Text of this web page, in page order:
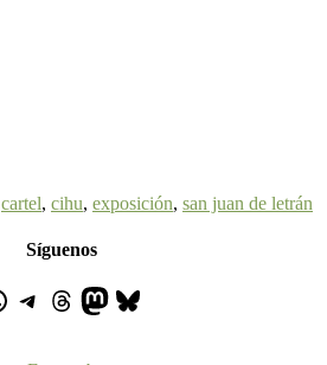
cartel, cihu, exposición, san juan de letrán
Síguenos